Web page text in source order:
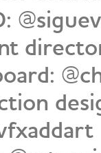
@siguev